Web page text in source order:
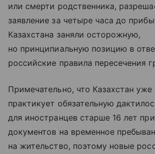
или смерти родственника,
заявление за четыре часа до
Казахстана заняли осторожную,
но принципиальную позицию в
российские правила пересечения
Примечательно, что Казахстан
практикует обязательную
для иностранцев старше 16 лет
документов на временное
на жительство, поэтому новые